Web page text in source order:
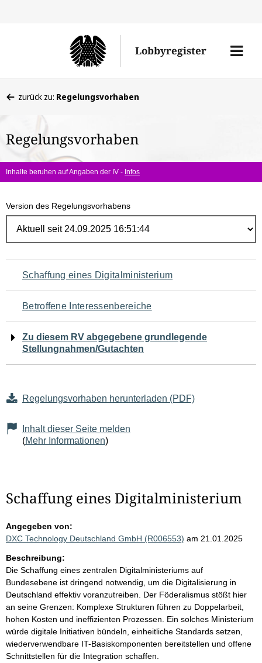
Lobbyregister
Menü
befinden
hier:
zurück zu: Regelungsvorhaben
Regelungsvorhaben
Inhalte beruhen auf Angaben der IV - Infos
Version des Regelungsvorhabens
Navigation
für
den
Seiteninhalt
Schaffung eines Digitalministerium
Betroffene Interessenbereiche
Zu diesem RV abgegebene grundlegende
Stellungnahmen/Gutachten
Regelungsvorhaben herunterladen (PDF)
Inhalt dieser Seite melden
(Mehr Informationen)
Schaffung eines Digitalministerium
Angegeben von:
DXC Technology Deutschland GmbH (R006553) am 21.01.2025
Beschreibung:
Die Schaffung eines zentralen Digitalministeriums auf
Bundesebene ist dringend notwendig, um die Digitalisierung in
Deutschland effektiv voranzutreiben. Der Föderalismus stößt hier
an seine Grenzen: Komplexe Strukturen führen zu Doppelarbeit,
hohen Kosten und ineffizienten Prozessen. Ein solches Ministerium
würde digitale Initiativen bündeln, einheitliche Standards setzen,
wiederverwendbare IT-Basiskomponenten bereitstellen und offene
Schnittstellen für die Integration schaffen.